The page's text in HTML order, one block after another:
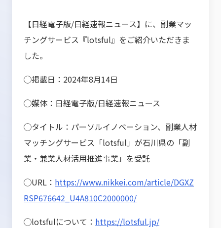
【日経電子版/日経速報ニュース】に、副業マッ
チングサービス『lotsful』をご紹介いただきま
した。
◯掲載日：2024年8月14日
◯媒体：日経電子版/日経速報ニュース
◯タイトル：パーソルイノベーション、副業人材
マッチングサービス「lotsful」が石川県の「副
業・兼業人材活用推進事業」を受託
◯URL： https://www.nikkei.com/article/DGXZ
RSP676642_U4A810C2000000/
◯lotsfulについて： https://lotsful.jp/